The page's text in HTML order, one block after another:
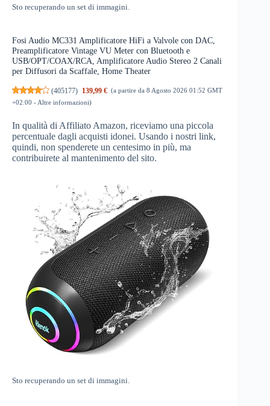
Sto recuperando un set di immagini.
Fosi Audio MC331 Amplificatore HiFi a Valvole con DAC,
Preamplificatore Vintage VU Meter con Bluetooth e
USB/OPT/COAX/RCA, Amplificatore Audio Stereo 2 Canali
per Diffusori da Scaffale, Home Theater
(405177) 139,99 € (a partire da 8 Agosto 2026 01:52 GMT
+02:00 - Altre informazioni)
In qualità di Affiliato Amazon, riceviamo una piccola
percentuale dagli acquisti idonei. Usando i nostri link,
quindi, non spenderete un centesimo in più, ma
contribuirete al mantenimento del sito.
Sto recuperando un set di immagini.